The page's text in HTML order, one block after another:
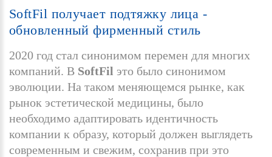
SoftFil получает подтяжку лица -
обновленный фирменный стиль
2020 год стал синонимом перемен для многих
компаний. В SoftFil это было синонимом
эволюции. На таком меняющемся рынке, как
рынок эстетической медицины, было
необходимо адаптировать идентичность
компании к образу, который должен выглядеть
современным и свежим, сохранив при это